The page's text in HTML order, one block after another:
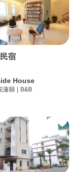
宿
House
蓮縣 B&B